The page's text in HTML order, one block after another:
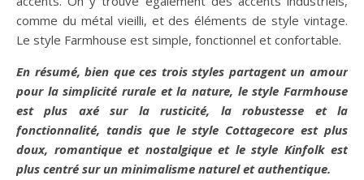
comme du métal vieilli, et des éléments de style vintage.
Le style Farmhouse est simple, fonctionnel et confortable.
En résumé, bien que ces trois styles partagent un amour
pour la simplicité rurale et la nature, le style Farmhouse
est plus axé sur la rusticité, la robustesse et la
fonctionnalité, tandis que le style Cottagecore est plus
doux, romantique et nostalgique et le style Kinfolk est
plus centré sur un minimalisme naturel et authentique.